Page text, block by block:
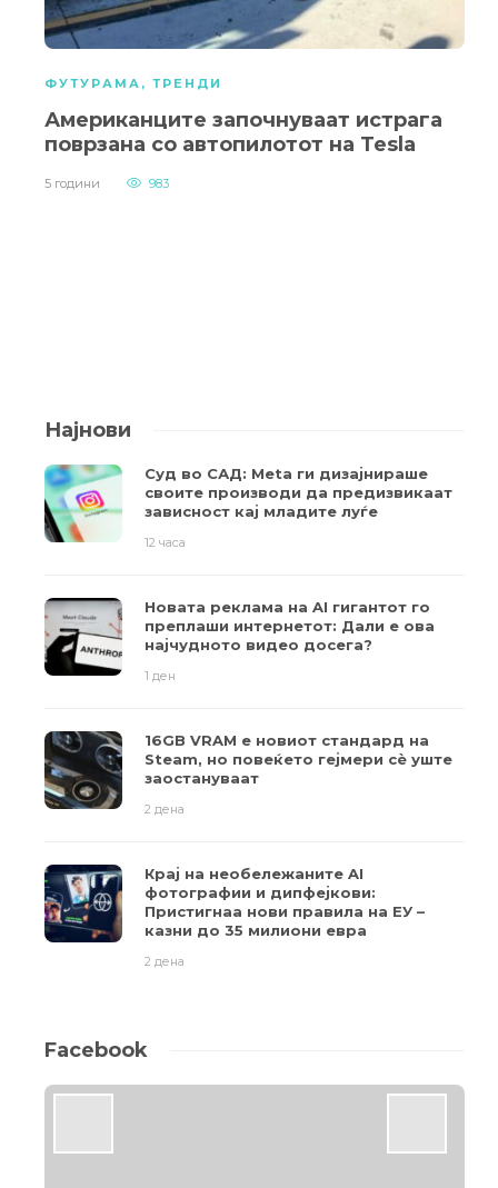
ФУТУРАМА , ТРЕНДИ
Американците започнуваат истрага
поврзана со автопилотот на Tesla
5 години 983
Најнови
Суд во САД: Meta ги дизајнираше
своите производи да предизвикаат
зависност кај младите луѓе
12 часа
Новата реклама на AI гигантот го
преплаши интернетот: Дали е ова
најчудното видео досега?
1 ден
16GB VRAM е новиот стандард на
Steam, но повеќето гејмери ​​сè уште
заостануваат
2 дена
Крај на необележаните AI
фотографии и дипфејкови:
Пристигнаа нови правила на ЕУ –
казни до 35 милиони евра
2 дена
Facebook